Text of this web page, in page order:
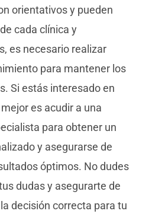
orientativos y pueden
cada clínica y
es necesario realizar
para mantener los
Si estás interesado en
es acudir a una
para obtener un
y asegurarse de
óptimos. No dudes
dudas y asegurarte de
decisión correcta para tu